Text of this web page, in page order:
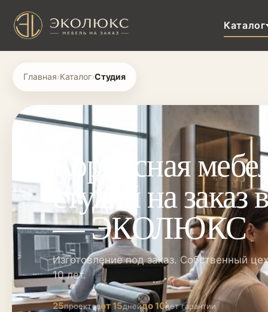
Каталог
Главная›Каталог›Студия
Корпусная
студий на
— ЭКОЛЮКС
Изготовление под заказ. Собственный
10 лет.
25проектовот 15днейдо 10лет гарантии